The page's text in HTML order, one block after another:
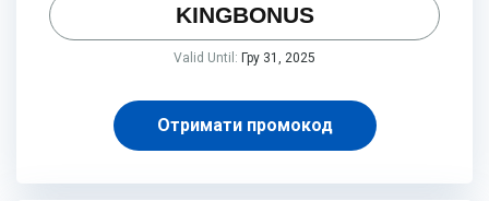
KINGBONUS
Valid Until: Гру 31, 2025
Отримати промокод